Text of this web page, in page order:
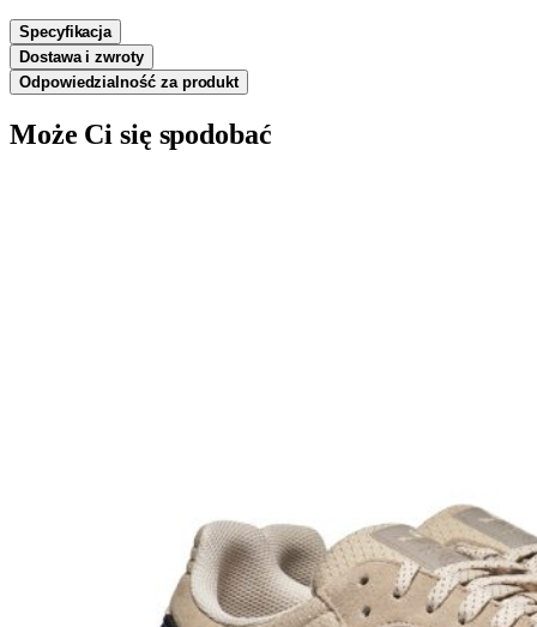
Specyfikacja
Dostawa i zwroty
Odpowiedzialność za produkt
Może Ci się spodobać